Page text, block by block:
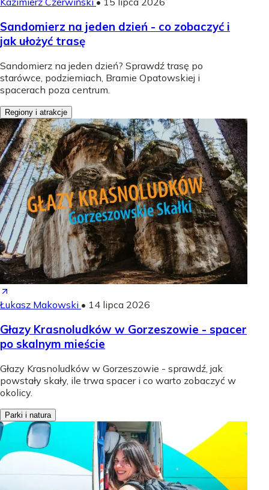
Sandomierz na jeden dzień - co zobaczyć i
jak ułożyć trasę
Sandomierz na jeden dzień? Sprawdź trasę po
starówce, podziemiach, Bramie Opatowskiej i
spacerach poza centrum.
Regiony i atrakcje
Łukasz Makowski • 14 lipca 2026
Głazy Krasnoludków w Gorzeszowie - spacer
po skalnym mieście
Głazy Krasnoludków w Gorzeszowie - sprawdź, jak
powstały skały, ile trwa spacer i co warto zobaczyć w
okolicy.
Parki i natura